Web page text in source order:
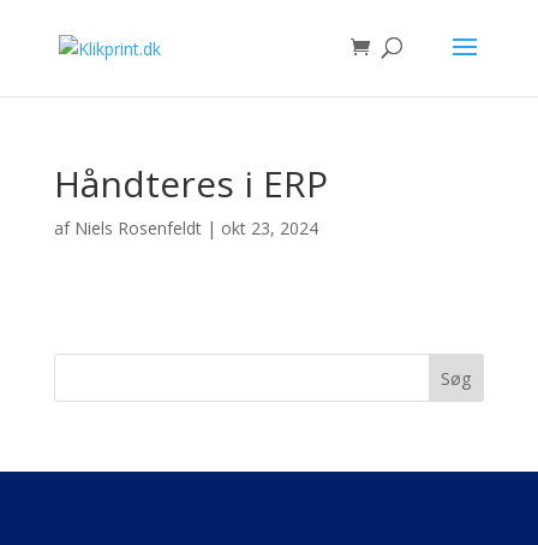
Håndteres i ERP
af Niels Rosenfeldt| okt 23, 2024
Søg